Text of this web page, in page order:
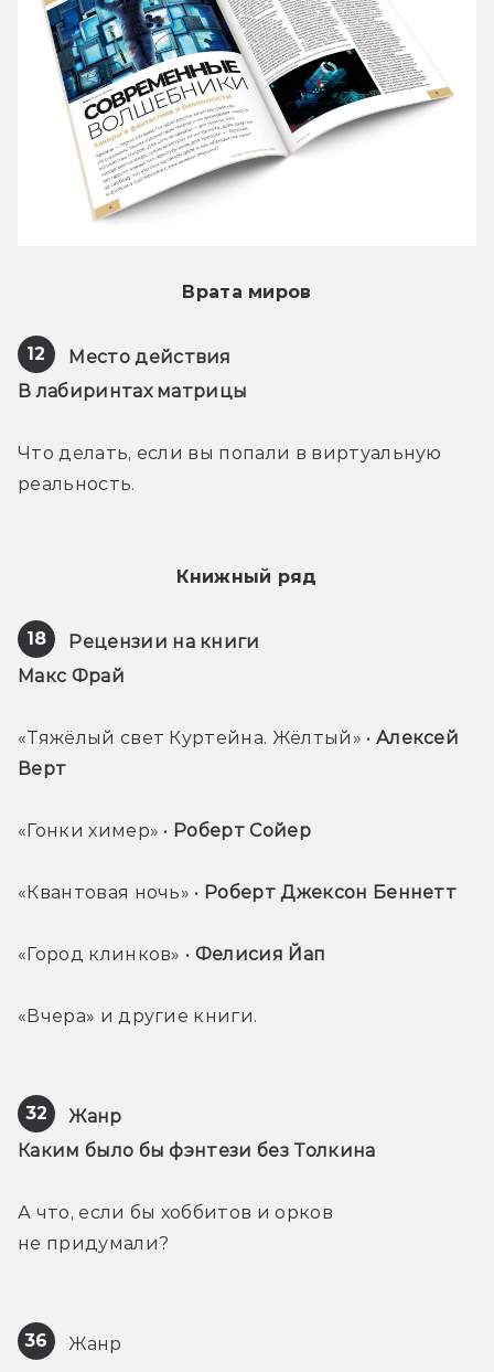
Врата миров
12
Место действия
В лабиринтах матрицы
Что делать, если вы попали в виртуальную
реальность.
Книжный ряд
18
Рецензии на книги
Макс Фрай
«Тяжёлый свет Куртейна. Жёлтый» • Алексей
Верт
«Гонки химер» • Роберт Сойер
«Квантовая ночь» • Роберт Джексон Беннетт
«Город клинков» • Фелисия Йап
«Вчера» и другие книги.
32
Жанр
Каким было бы фэнтези без Толкина
А что, если бы хоббитов и орков
не придумали?
36 Жанр